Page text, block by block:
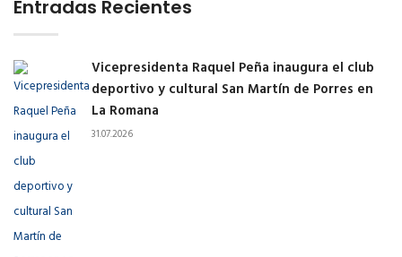
Entradas Recientes
Vicepresidenta Raquel Peña inaugura el club
deportivo y cultural San Martín de Porres en
La Romana
31.07.2026